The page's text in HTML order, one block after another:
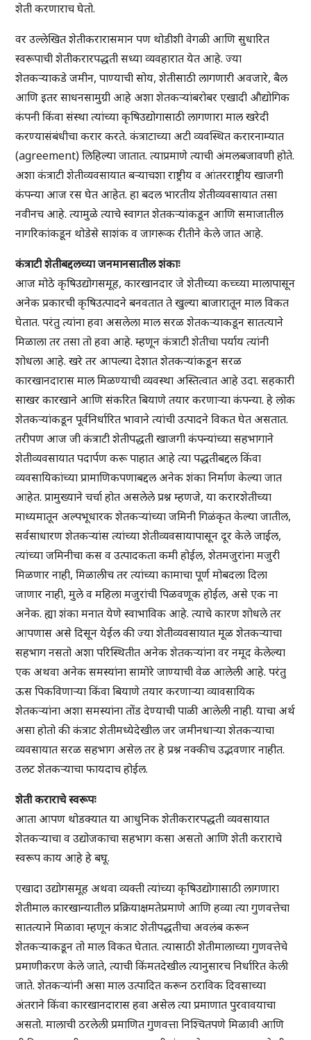
शेती करणाराच घेतो.
वर उल्लेखित शेतीकरारासमान पण थोडीशी वेगळी आणि सुधारित
स्वरूपाची शेतीकरारपद्धती सध्या व्यवहारात येत आहे. ज्या
शेतकऱ्याकडे जमीन, पाण्याची सोय, शेतीसाठी लागणारी अवजारे, बैल
आणि इतर साधनसामुग्री आहे अशा शेतकऱ्यांबरोबर एखादी औद्योगिक
कंपनी किंवा संस्था त्यांच्या कृषिउद्योगासाठी लागणारा माल खरेदी
करण्यासंबंधीचा करार करते. कंत्राटाच्या अटी व्यवस्थित करारनाम्यात
(agreement) लिहिल्या जातात. त्याप्रमाणे त्याची अंमलबजावणी होते.
अशा कंत्राटी शेतीव्यवसायात बऱ्याचशा राष्ट्रीय व आंतरराष्ट्रीय खाजगी
कंपन्या आज रस घेत आहेत. हा बदल भारतीय शेतीव्यवसायात तसा
नवीनच आहे. त्यामुळे त्याचे स्वागत शेतकऱ्यांकडून आणि समाजातील
नागरिकांकडून थोडेसे साशंक व जागरूक रीतीने केले जात आहे.
कंत्राटी शेतीबद्दलच्या जनमानसातील शंकाः
आज मोठे कृषिउद्योगसमूह, कारखानदार जे शेतीच्या कच्च्या मालापासून
अनेक प्रकारची कृषिउत्पादने बनवतात ते खुल्या बाजारातून माल विकत
घेतात. परंतु त्यांना हवा असलेला माल सरळ शेतकऱ्याकडून सातत्याने
मिळाला तर तसा तो हवा आहे. म्हणून कंत्राटी शेतीचा पर्याय त्यांनी
शोधला आहे. खरे तर आपल्या देशात शेतकऱ्यांकडून सरळ
कारखानदारास माल मिळण्याची व्यवस्था अस्तित्वात आहे उदा. सहकारी
साखर कारखाने आणि संकरित बियाणे तयार करणाऱ्या कंपन्या. हे लोक
शेतकऱ्यांकडून पूर्वनिर्धारित भावाने त्यांची उत्पादने विकत घेत असतात.
तरीपण आज जी कंत्राटी शेतीपद्धती खाजगी कंपन्यांच्या सहभागाने
शेतीव्यवसायात पदार्पण करू पाहात आहे त्या पद्धतीबद्दल किंवा
व्यवसायिकांच्या प्रामाणिकपणाबद्दल अनेक शंका निर्माण केल्या जात
आहेत. प्रामुख्याने चर्चा होत असलेले प्रश्न म्हणजे, या करारशेतीच्या
माध्यमातून अल्पभूधारक शेतकऱ्यांच्या जमिनी गिळंकृत केल्या जातील,
सर्वसाधारण शेतकऱ्यांस त्यांच्या शेतीव्यवसायापासून दूर केले जाईल,
त्यांच्या जमिनीचा कस व उत्पादकता कमी होईल, शेतमजुरांना मजुरी
मिळणार नाही, मिळालीच तर त्यांच्या कामाचा पूर्ण मोबदला दिला
जाणार नाही, मुले व महिला मजुरांची पिळवणूक होईल, असे एक ना
अनेक. ह्या शंका मनात येणे स्वाभाविक आहे. त्याचे कारण शोधले तर
आपणास असे दिसून येईल की ज्या शेतीव्यवसायात मूळ शेतकऱ्याचा
सहभाग नसतो अशा परिस्थितीत अनेक शेतकऱ्यांना वर नमूद केलेल्या
एक अथवा अनेक समस्यांना सामोरे जाण्याची वेळ आलेली आहे. परंतु
ऊस पिकविणाऱ्या किंवा बियाणे तयार करणाऱ्या व्यावसायिक
शेतकऱ्यांना अशा समस्यांना तोंड देण्याची पाळी आलेली नाही. याचा अर्थ
असा होतो की कंत्राट शेतीमध्येदेखील जर जमीनधाऱ्या शेतकऱ्याचा
व्यवसायात सरळ सहभाग असेल तर हे प्रश्न नक्कीच उद्भवणार नाहीत.
उलट शेतकऱ्याचा फायदाच होईल.
शेती कराराचे स्वरूपः
आता आपण थोडक्यात या आधुनिक शेतीकरारपद्धती व्यवसायात
शेतकऱ्याचा व उद्योजकाचा सहभाग कसा असतो आणि शेती कराराचे
स्वरूप काय आहे हे बघू.
एखादा उद्योगसमूह अथवा व्यक्ती त्यांच्या कृषिउद्योगासाठी लागणारा
शेतीमाल कारखान्यातील प्रक्रियाक्षमतेप्रमाणे आणि हव्या त्या गुणवत्तेचा
सातत्याने मिळावा म्हणून कंत्राट शेतीपद्धतीचा अवलंब करून
शेतकऱ्याकडून तो माल विकत घेतात. त्यासाठी शेतीमालाच्या गुणवत्तेचे
प्रमाणीकरण केले जाते, त्याची किंमतदेखील त्यानुसारच निर्धारित केली
जाते. शेतकऱ्यांनी असा माल उत्पादित करून ठराविक दिवसाच्या
अंतराने किंवा कारखानदारास हवा असेल त्या प्रमाणात पुरवावयाचा
असतो. मालाची ठरलेली प्रमाणित गुणवत्ता निश्चितपणे मिळावी आणि